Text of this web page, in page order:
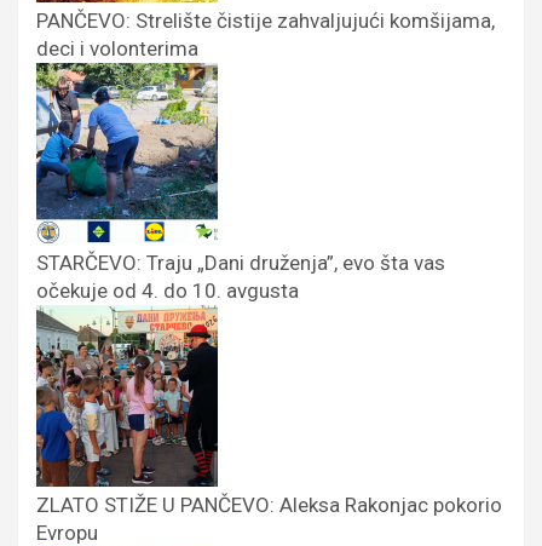
PANČEVO: Strelište čistije zahvaljujući komšijama,
deci i volonterima
STARČEVO: Traju „Dani druženja”, evo šta vas
očekuje od 4. do 10. avgusta
ZLATO STIŽE U PANČEVO: Aleksa Rakonjac pokorio
Evropu